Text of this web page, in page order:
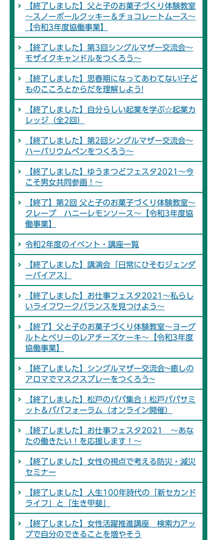
【終了しました】父と子のお菓子づくり体験教室
～スノーボールクッキー＆チョコレートムース～
【令和3年度協働事業】
【終了しました】第3回シングルマザー交流会～
モザイクキャンドルをつくろう～
【終了しました】思春期になってあわてない!子ど
ものこころとからだを理解しよう!
【終了しました】自分らしい起業を学ぶ☆起業カ
レッジ（全2回）
【終了しました】第2回シングルマザー交流会～
ハーバリウムペンをつくろう～
【終了しました】ゆうまつどフェスタ2021～今
こそ男女共同参画！～
【終了】第2回 父と子のお菓子づくり体験教室～
クレープ ハニーレモンソース～【令和3年度協
働事業】
令和2年度のイベント・講座一覧
【終了しました】講演会「日常にひそむジェンダ
ーバイアス」
【終了しました】お仕事フェスタ2021～私らし
いライフワークバランスを見つけよう～
【終了】父と子のお菓子づくり体験教室～ヨーグ
ルトとベリーのレアチーズケーキ～【令和3年度
協働事業】
【終了しました】シングルマザー交流会~癒しの
アロマでマスクスプレーをつくろう~
【終了しました】松戸のパパ集合！松戸パパサミ
ット＆パパフォーラム（オンライン開催）
【終了しました】お仕事フェスタ2021 ～あな
たの働きたい！を応援します！～
【終了しました】女性の視点で考える防災・減災
セミナー
【終了しました】人生100年時代の「新セカンド
ライフ」と「生き甲斐」
【終了しました】女性活躍推進講座 検索力アッ
プで自分のできることを増やそう